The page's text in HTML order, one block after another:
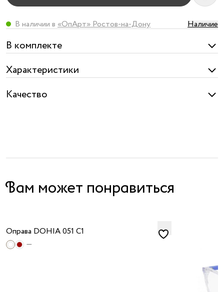
В наличии в «ОпАрт» Ростов-на-Дону Наличие
В комплекте
Характеристики
Качество
Вам может понравиться
Оправа DOHIA 051 C1
—